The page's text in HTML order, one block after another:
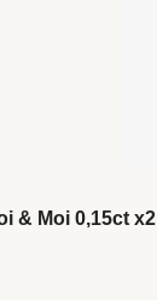
& Moi 0,15ct x2